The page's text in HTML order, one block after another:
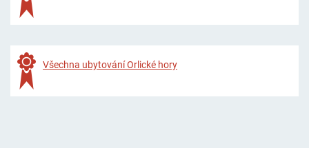
Všechna ubytování Orlické hory